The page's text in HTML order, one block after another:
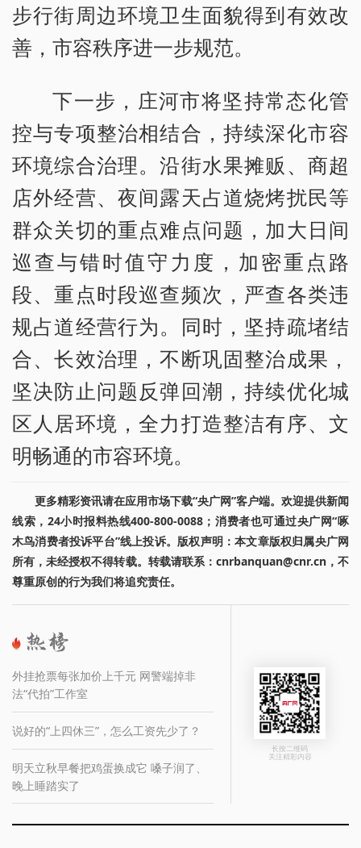
步行街周边环境卫生面貌得到有效改
善，市容秩序进一步规范。
下一步，庄河市将坚持常态化管
控与专项整治相结合，持续深化市容
环境综合治理。沿街水果摊贩、商超
店外经营、夜间露天占道烧烤扰民等
群众关切的重点难点问题，加大日间
巡查与错时值守力度，加密重点路
段、重点时段巡查频次，严查各类违
规占道经营行为。同时，坚持疏堵结
合、长效治理，不断巩固整治成果，
坚决防止问题反弹回潮，持续优化城
区人居环境，全力打造整洁有序、文
明畅通的市容环境。
更多精彩资讯请在应用市场下载“央广网”客户端。欢迎提供新闻
线索，24小时报料热线400-800-0088；消费者也可通过央广网“啄
木鸟消费者投诉平台”线上投诉。版权声明：本文章版权归属央广网
所有，未经授权不得转载。转载请联系：cnrbanquan@cnr.cn，不
尊重原创的行为我们将追究责任。
外挂抢票每张加价上千元 网警端掉非
法“代拍”工作室
说好的“上四休三”，怎么工资先少了？
明天立秋早餐把鸡蛋换成它 嗓子润了、
晚上睡踏实了
长按二维码
关注精彩内容